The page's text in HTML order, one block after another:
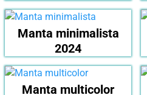
Manta minimalista
2024
Manta multicolor